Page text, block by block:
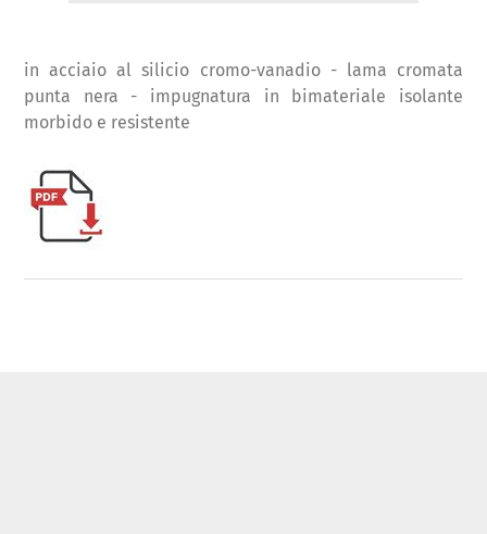
in acciaio al silicio cromo-vanadio - lama cromata
punta nera - impugnatura in bimateriale isolante
morbido e resistente